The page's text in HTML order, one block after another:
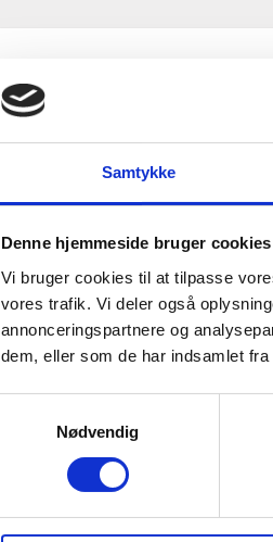
Samtykke
Denne hjemmeside bruger cookies
Vi bruger cookies til at tilpasse
vores trafik. Vi deler også
annonceringspartnere og
dem, eller som de har indsamlet
Nødvendig
Hold dig opdateret på
invitation til VIP